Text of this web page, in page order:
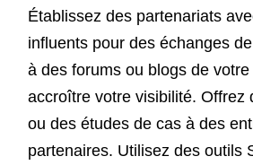
Établissez des partenariats
influents pour des échanges
à des forums ou blogs de
accroître votre visibilité. Offrez
ou des études de cas à des
partenaires. Utilisez des outils